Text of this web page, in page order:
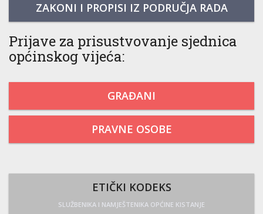
ZAKONI I PROPISI IZ PODRUČJA RADA
Prijave za prisustvovanje sjednica
općinskog vijeća:
GRAĐANI
PRAVNE OSOBE
ETIČKI KODEKS
SLUŽBENIKA I NAMJEŠTENIKA OPĆINE KISTANJE